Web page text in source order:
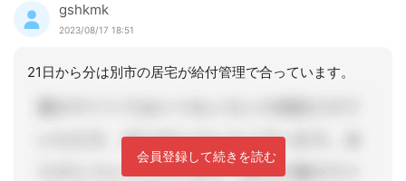
gshkmk
2023/08/17 18:51
21日から分は別市の居宅が給付管理で合っています。
会員登録して続きを読む